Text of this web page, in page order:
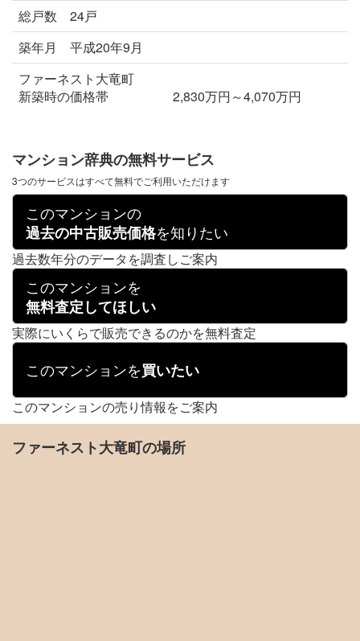
総戸数 24戸
築年月 平成20年9月
ファーネスト大竜町
新築時の価格帯 2,830万円～4,070万円
マンション辞典の無料サービス
3つのサービスはすべて無料でご利用いただけます
このマンションの
過去の中古販売価格を知りたい
過去数年分のデータを調査しご案内
このマンションを
無料査定してほしい
実際にいくらで販売できるのかを無料査定
このマンションを買いたい
このマンションの売り情報をご案内
ファーネスト大竜町の場所